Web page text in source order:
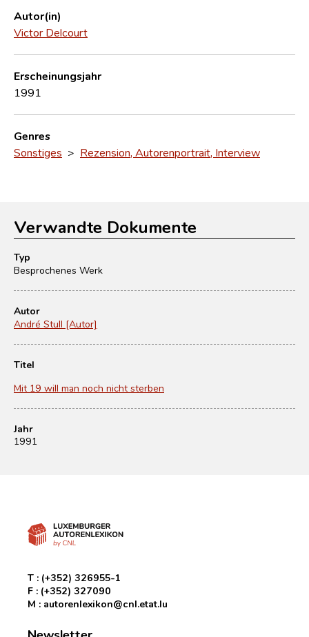
Autor(in)
Victor Delcourt
Erscheinungsjahr
1991
Genres
Sonstiges > Rezension, Autorenportrait, Interview
Verwandte Dokumente
Typ
Besprochenes Werk
Autor
André Stull [Autor]
Titel
Mit 19 will man noch nicht sterben
Jahr
1991
T : (+352) 326955-1
F : (+352) 327090
M : autorenlexikon@cnl.etat.lu